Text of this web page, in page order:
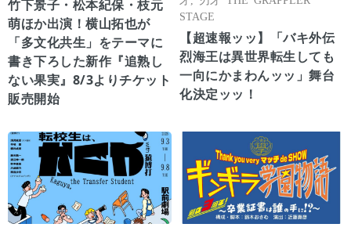
竹下景子・松本紀保・枝元
萌ほか出演！横山拓也が
「多文化共生」をテーマに
書き下ろした新作『追熟し
ない果実』8/3よりチケット
販売開始
STAGE
【超速報ッッ】「バキ外伝
烈海王は異世界転生しても
一向にかまわんッッ」舞台
化決定ッッ！